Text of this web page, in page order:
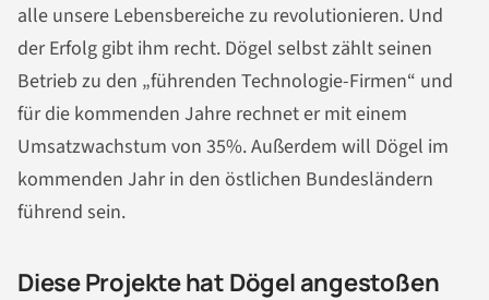
alle unsere Lebensbereiche zu revolutionieren. Und
der Erfolg gibt ihm recht. Dögel selbst zählt seinen
Betrieb zu den „führenden Technologie-Firmen“ und
für die kommenden Jahre rechnet er mit einem
Umsatzwachstum von 35%. Außerdem will Dögel im
kommenden Jahr in den östlichen Bundesländern
führend sein.
Diese Projekte hat Dögel angestoßen